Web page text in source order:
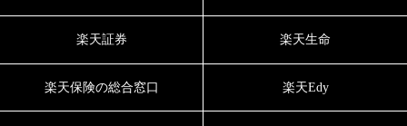
楽天証券 楽天生命
楽天保険の総合窓口 楽天Edy